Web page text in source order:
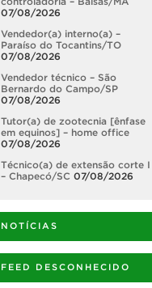
07/08/2026
Vendedor(a) interno(a) –
Paraíso do Tocantins/TO
07/08/2026
Vendedor técnico – São
Bernardo do Campo/SP
07/08/2026
Tutor(a) de zootecnia [ênfase
em equinos] – home office
07/08/2026
Técnico(a) de extensão corte I
– Chapecó/SC 07/08/2026
NOTÍCIAS
FEED DESCONHECIDO